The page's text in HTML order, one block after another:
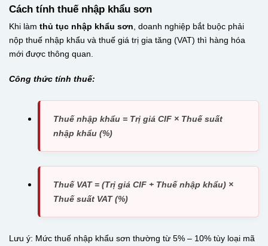
Cách tính thuế nhập khẩu sơn
Khi làm thủ tục nhập khẩu sơn , doanh nghiệp bắt buộc phải
nộp thuế nhập khẩu và thuế giá trị gia tăng (VAT) thì hàng hóa
mới được thông quan.
Công thức tính thuế:
Thuế nhập khẩu = Trị giá CIF × Thuế suất
nhập khẩu (%)
Thuế VAT = (Trị giá CIF + Thuế nhập khẩu) ×
Thuế suất VAT (%)
Lưu ý: Mức thuế nhập khẩu sơn thường từ 5% – 10% tùy loại mã